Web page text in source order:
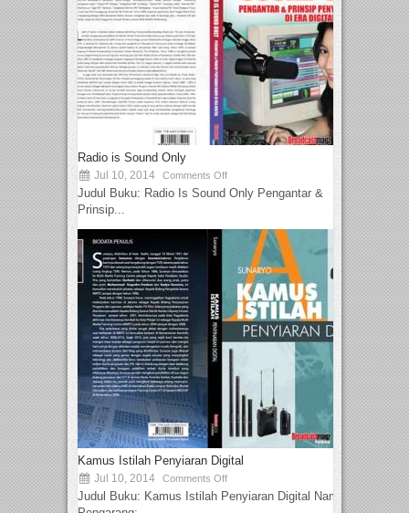
Radio is Sound Only
Jul 10, 2014 Comments Off
Judul Buku: Radio Is Sound Only Pengantar &
Prinsip...
Kamus Istilah Penyiaran Digital
Jul 10, 2014 Comments Off
Judul Buku: Kamus Istilah Penyiaran Digital Nama